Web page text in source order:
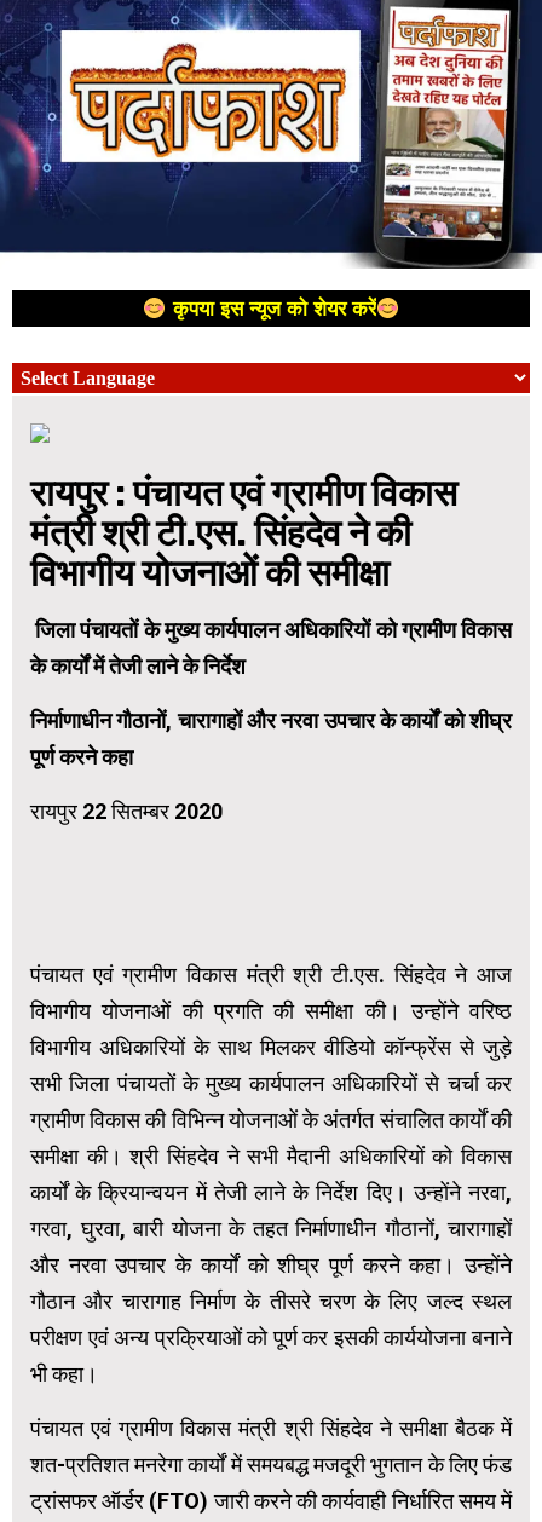
कृपया इस न्यूज को शेयर करें
रायपुर : पंचायत एवं ग्रामीण विकास
मंत्री श्री टी.एस. सिंहदेव ने की
विभागीय योजनाओं की समीक्षा
जिला पंचायतों के मुख्य कार्यपालन अधिकारियों को ग्रामीण विकास
के कार्यों में तेजी लाने के निर्देश
निर्माणाधीन गौठानों, चारागाहों और नरवा उपचार के कार्यों को शीघ्र
पूर्ण करने कहा
रायपुर 22 सितम्बर 2020
पंचायत एवं ग्रामीण विकास मंत्री श्री टी.एस. सिंहदेव ने आज
विभागीय योजनाओं की प्रगति की समीक्षा की। उन्होंने वरिष्ठ
विभागीय अधिकारियों के साथ मिलकर वीडियो कॉन्फ्रेंस से जुड़े
सभी जिला पंचायतों के मुख्य कार्यपालन अधिकारियों से चर्चा कर
ग्रामीण विकास की विभिन्न योजनाओं के अंतर्गत संचालित कार्यों की
समीक्षा की। श्री सिंहदेव ने सभी मैदानी अधिकारियों को विकास
कार्यों के क्रियान्वयन में तेजी लाने के निर्देश दिए। उन्होंने नरवा,
गरवा, घुरवा, बारी योजना के तहत निर्माणाधीन गौठानों, चारागाहों
और नरवा उपचार के कार्यों को शीघ्र पूर्ण करने कहा। उन्होंने
गौठान और चारागाह निर्माण के तीसरे चरण के लिए जल्द स्थल
परीक्षण एवं अन्य प्रक्रियाओं को पूर्ण कर इसकी कार्ययोजना बनाने
भी कहा।
पंचायत एवं ग्रामीण विकास मंत्री श्री सिंहदेव ने समीक्षा बैठक में
शत-प्रतिशत मनरेगा कार्यों में समयबद्ध मजदूरी भुगतान के लिए फंड
ट्रांसफर ऑर्डर (FTO) जारी करने की कार्यवाही निर्धारित समय में